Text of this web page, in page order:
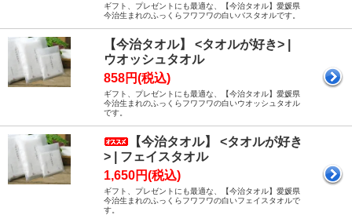
ギフト、プレゼントにも最適な、【今治タオル】愛媛県
今治生まれのふっくらフワフワの白いバスタオルです。
【今治タオル】 <タオルが好き> |
ウオッシュタオル
858円(税込)
ギフト、プレゼントにも最適な、【今治タオル】愛媛県
今治生まれのふっくらフワフワの白いウオッシュタオル
です。
【今治タオル】 <タオルが好き
> | フェイスタオル
1,650円(税込)
ギフト、プレゼントにも最適な、【今治タオル】愛媛県
今治生まれのふっくらフワフワの白いフェイスタオルで
す。